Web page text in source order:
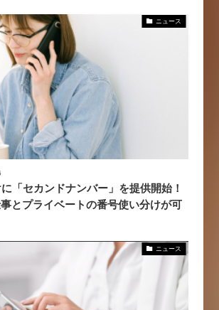
ニュース
「セカンドナンバー」を提供開始！
とプライベートの番号使い分けが可
ニュース